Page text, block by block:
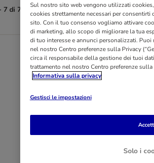
7 di 7 risultati
Sul nostro sito web vengono utilizzati
cookies strettamente necessari per
sito. Con il tuo consenso vogliamo attivare
di marketing, allo scopo di migliorare la tua
di tuo interesse e annunci personalizzati.
nel nostro Centro preferenze sulla Privacy
circa il responsabile della gestione dei tuoi
trattamento nel nostro Centro preferenze
Informativa sulla privacy
Gestisci le impostazioni
Solo i